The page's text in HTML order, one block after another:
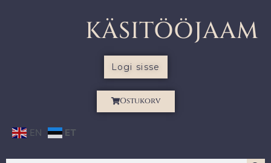
KÄSITÖÖJAAM
Logi sisse
Ostukorv
EN ET